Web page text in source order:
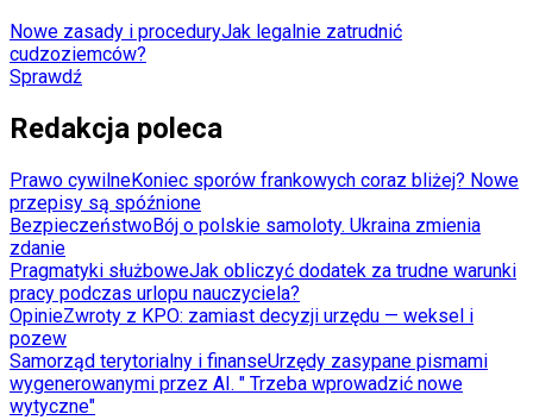
Nowe zasady i proceduryJak legalnie zatrudnić
cudzoziemców?
Sprawdź
Redakcja poleca
Prawo cywilneKoniec sporów frankowych coraz bliżej? Nowe
przepisy są spóźnione
BezpieczeństwoBój o polskie samoloty. Ukraina zmienia
zdanie
Pragmatyki służboweJak obliczyć dodatek za trudne warunki
pracy podczas urlopu nauczyciela?
OpinieZwroty z KPO: zamiast decyzji urzędu — weksel i
pozew
Samorząd terytorialny i finanseUrzędy zasypane pismami
wygenerowanymi przez AI. " Trzeba wprowadzić nowe
wytyczne"